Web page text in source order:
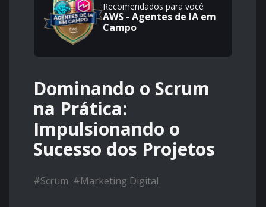
Recomendados para você
AWS - Agentes de IA em
Campo
Dominando o Scrum
na Prática:
Impulsionando o
Sucesso dos Projetos
#Scrum #Marketing Digital